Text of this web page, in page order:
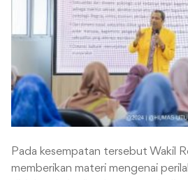
Pada kesempatan tersebut Wakil
memberikan materi mengenai